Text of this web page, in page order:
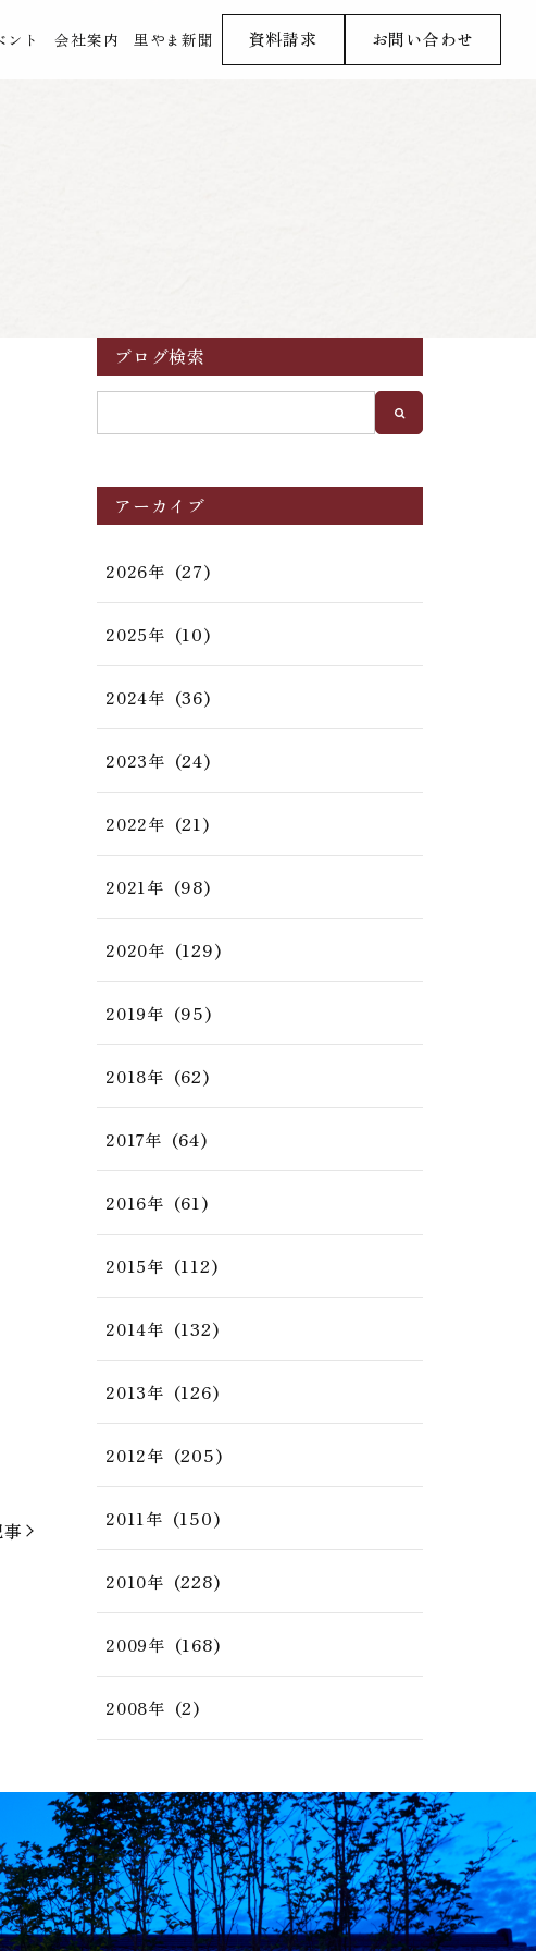
ント 会社案内 里やま新聞 資料請求 お問い合わせ
ブログ検索
アーカイブ
2026年 (27)
2025年 (10)
2024年 (36)
2023年 (24)
2022年 (21)
2021年 (98)
2020年 (129)
2019年 (95)
2018年 (62)
2017年 (64)
2016年 (61)
2015年 (112)
2014年 (132)
2013年 (126)
2012年 (205)
2011年 (150)
2010年 (228)
2009年 (168)
2008年 (2)